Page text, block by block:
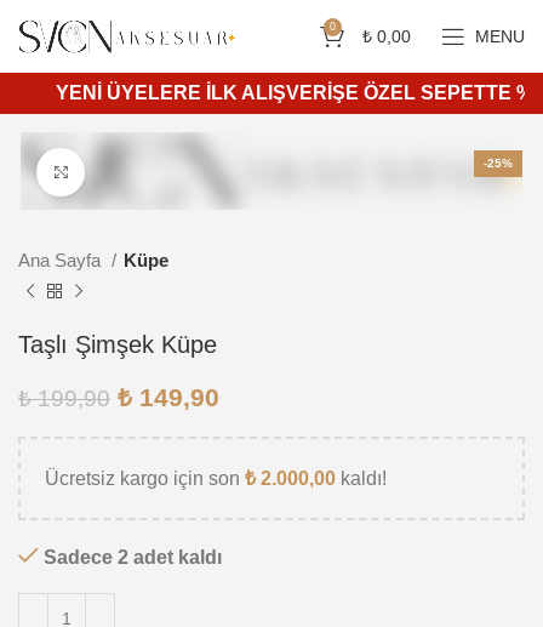
0 ₺ 0,00 MENU
YENİ ÜYELERE İLK ALIŞVERİŞE ÖZEL SEPETTE
-25%
Ana Sayfa Küpe
Taşlı Şimşek Küpe
₺199,90 ₺ 149,90
Ücretsiz kargo için son ₺2.000,00 kaldı!
Sadece 2 adet kaldı
Siparişleriniz 4 iş günü içerisinde kargoya teslim edilir. 750 ₺ ve üzeri ücretsiz kargo.